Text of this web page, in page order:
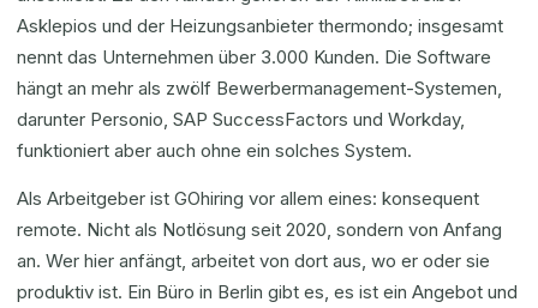
Asklepios und der Heizungsanbieter thermondo; insgesamt
nennt das Unternehmen über 3.000 Kunden. Die Software
hängt an mehr als zwölf Bewerbermanagement-Systemen,
darunter Personio, SAP SuccessFactors und Workday,
funktioniert aber auch ohne ein solches System.
Als Arbeitgeber ist GOhiring vor allem eines: konsequent
remote. Nicht als Notlösung seit 2020, sondern von Anfang
an. Wer hier anfängt, arbeitet von dort aus, wo er oder sie
produktiv ist. Ein Büro in Berlin gibt es, es ist ein Angebot und